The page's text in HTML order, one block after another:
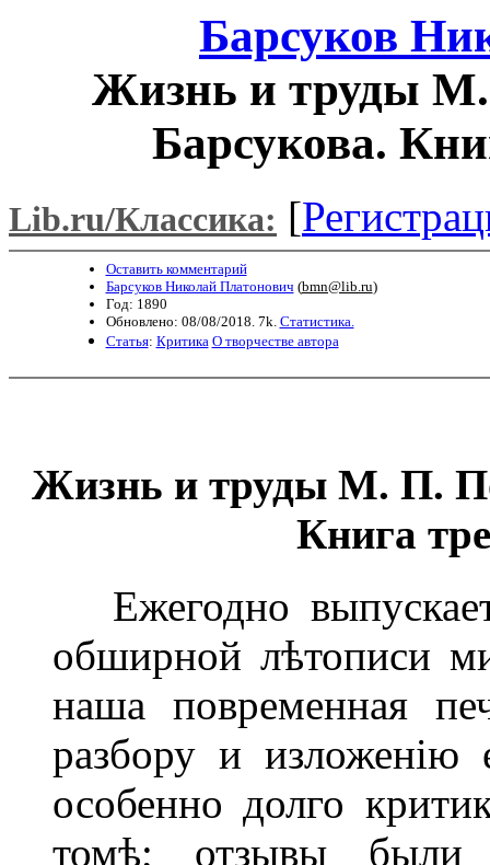
Барсуков
Жизнь и труды
Барсукова.
Lib.ru/Классика: [
Оставить комментарий
Барсуков Николай Платонович (bmn@lib.ru)
Год: 1890
Обновлено: 08/08/2018. 7k. Статистика.
Статья: Критика О творчестве автора
Жизнь и труды М. П.
Книга
Ежегодно
обширной лѣтописи
наша повременная
разбору и изложенію
особенно долго
томѣ; отзывы были